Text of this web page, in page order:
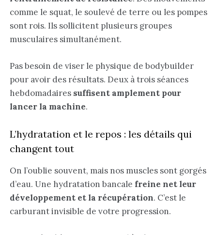
comme le squat, le soulevé de terre ou les pompes
sont rois. Ils sollicitent plusieurs groupes
musculaires simultanément.
Pas besoin de viser le physique de bodybuilder
pour avoir des résultats. Deux à trois séances
hebdomadaires suffisent amplement pour
lancer la machine.
L’hydratation et le repos : les détails qui
changent tout
On l’oublie souvent, mais nos muscles sont gorgés
d’eau. Une hydratation bancale freine net leur
développement et la récupération. C’est le
carburant invisible de votre progression.